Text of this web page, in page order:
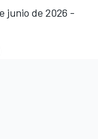
junio de 2026 -